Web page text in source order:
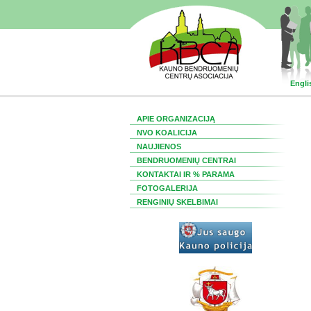
APIE ORGANIZACIJĄ
NVO KOALICIJA
NAUJIENOS
BENDRUOMENIŲ CENTRAI
KONTAKTAI IR % PARAMA
FOTOGALERIJA
RENGINIŲ SKELBIMAI